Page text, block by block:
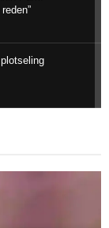
zorgt voor